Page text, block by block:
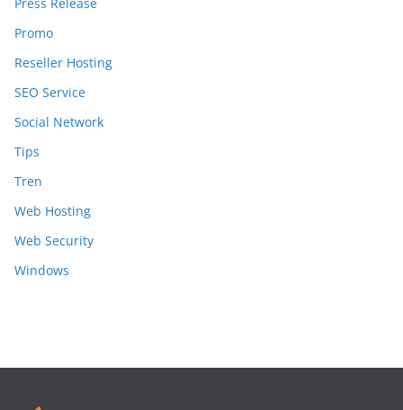
Promo
Reseller Hosting
SEO Service
Social Network
Tips
Tren
Web Hosting
Web Security
Windows